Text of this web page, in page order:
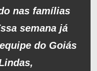
nas famílias
semana já
do Goiás